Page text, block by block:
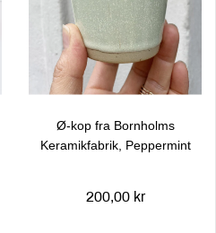
Ø-kop fra Bornholms
Keramikfabrik, Peppermint
200,00 kr